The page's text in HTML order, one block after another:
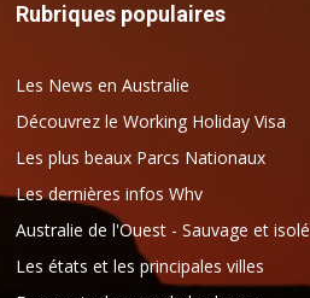
Rubriques populaires
Les News en Australie
Découvrez le Working Holiday Visa
Les plus beaux Parcs Nationaux
Les dernières infos Whv
Australie de l'Ouest - Sauvage et isolé
Les états et les principales villes